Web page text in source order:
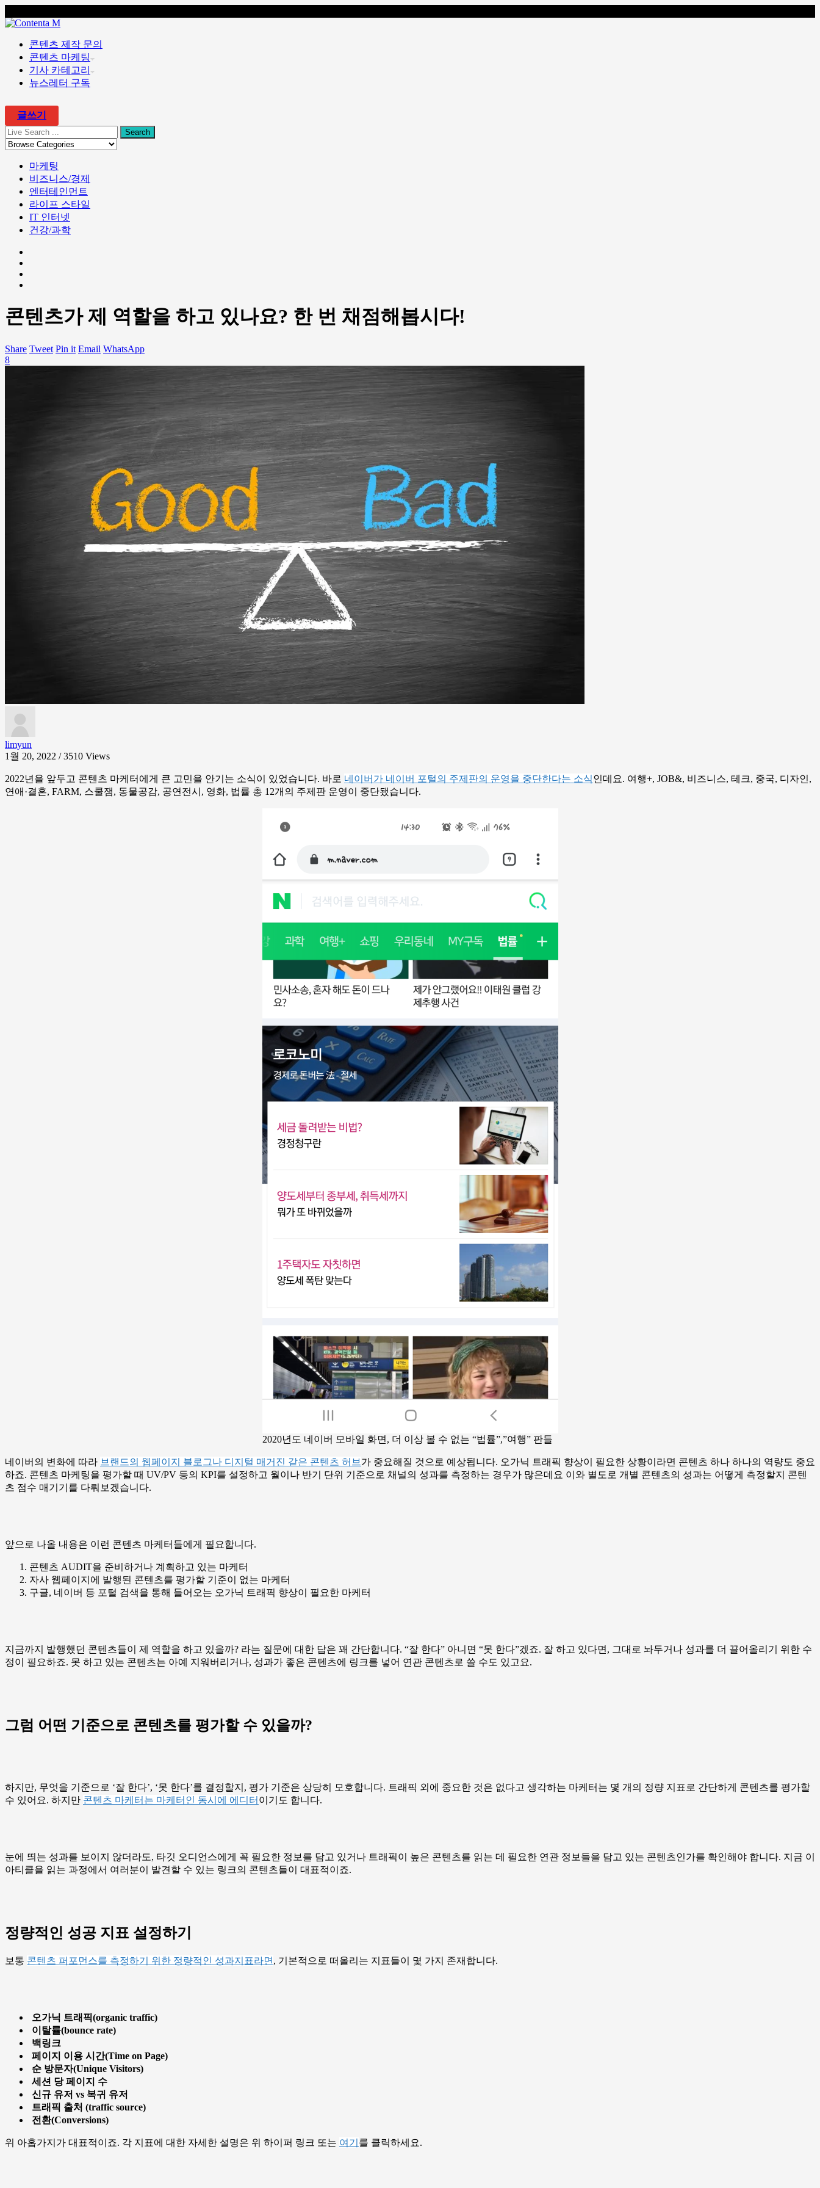
콘텐츠 제작 문의
콘텐츠 마케팅
기사 카테고리
뉴스레터 구독
글쓰기
마케팅
비즈니스/경제
엔터테인먼트
라이프 스타일
IT 인터넷
건강/과학
콘텐츠가 제 역할을 하고 있나요? 한 번 채점해봅시다!
Share Tweet Pin it Email WhatsApp
8
limyun
1월 20, 2022 / 3510 Views
2022년을 앞두고 콘텐츠 마케터에게 큰 고민을 안기는 소식이 있었습니다. 바로 네이버가 네이버 포털의 주제판의 운영을 중단한다는 소식인데요. 여행+, JOB&, 비즈니스, 테크, 중국, 디자인,
연애·결혼, FARM, 스쿨잼, 동물공감, 공연전시, 영화, 법률 총 12개의 주제판 운영이 중단됐습니다.
2020년도 네이버 모바일 화면, 더 이상 볼 수 없는 “법률”,”여행” 판들
네이버의 변화에 따라 브랜드의 웹페이지 블로그나 디지털 매거진 같은 콘텐츠 허브 가 중요해질 것으로 예상됩니다. 오가닉 트래픽 향상이 필요한 상황이라면 콘텐츠 하나 하나의 역량도 중요
하죠. 콘텐츠 마케팅을 평가할 때 UV/PV 등의 KPI를 설정하고 월이나 반기 단위 기준으로 채널의 성과를 측정하는 경우가 많은데요 이와 별도로 개별 콘텐츠의 성과는 어떻게 측정할지 콘텐
츠 점수 매기기를 다뤄보겠습니다.
앞으로 나올 내용은 이런 콘텐츠 마케터들에게 필요합니다.
콘텐츠 AUDIT을 준비하거나 계획하고 있는 마케터
자사 웹페이지에 발행된 콘텐츠를 평가할 기준이 없는 마케터
구글, 네이버 등 포털 검색을 통해 들어오는 오가닉 트래픽 향상이 필요한 마케터
지금까지 발행했던 콘텐츠들이 제 역할을 하고 있을까? 라는 질문에 대한 답은 꽤 간단합니다. “잘 한다” 아니면 “못 한다”겠죠. 잘 하고 있다면, 그대로 놔두거나 성과를 더 끌어올리기 위한 수
정이 필요하죠. 못 하고 있는 콘텐츠는 아예 지워버리거나, 성과가 좋은 콘텐츠에 링크를 넣어 연관 콘텐츠로 쓸 수도 있고요.
그럼 어떤 기준으로 콘텐츠를 평가할 수 있을까?
하지만, 무엇을 기준으로 ‘잘 한다’, ‘못 한다’를 결정할지, 평가 기준은 상당히 모호합니다. 트래픽 외에 중요한 것은 없다고 생각하는 마케터는 몇 개의 정량 지표로 간단하게 콘텐츠를 평가할
수 있어요. 하지만 콘텐츠 마케터는 마케터인 동시에 에디터 이기도 합니다.
눈에 띄는 성과를 보이지 않더라도, 타깃 오디언스에게 꼭 필요한 정보를 담고 있거나 트래픽이 높은 콘텐츠를 읽는 데 필요한 연관 정보들을 담고 있는 콘텐츠인가를 확인해야 합니다. 지금 이
아티클을 읽는 과정에서 여러분이 발견할 수 있는 링크의 콘텐츠들이 대표적이죠.
정량적인 성공 지표 설정하기
보통 콘텐츠 퍼포먼스를 측정하기 위한 정량적인 성과지표라면 , 기본적으로 떠올리는 지표들이 몇 가지 존재합니다.
오가닉 트래픽(organic traffic)
이탈률(bounce rate)
백링크
페이지 이용 시간(Time on Page)
순 방문자(Unique Visitors)
세션 당 페이지 수
신규 유저 vs 복귀 유저
트래픽 출처 (traffic source)
전환(Conversions)
위 아홉가지가 대표적이죠. 각 지표에 대한 자세한 설명은 위 하이퍼 링크 또는 여기 를 클릭하세요.